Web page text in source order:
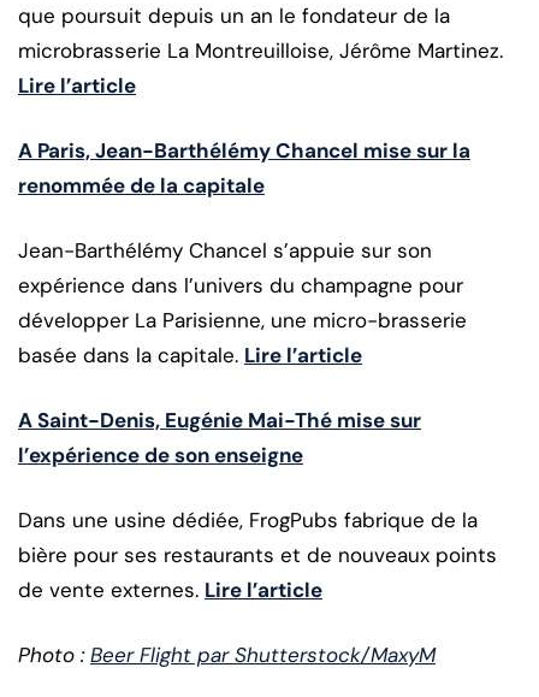
que poursuit depuis un an le fondateur de la
microbrasserie La Montreuilloise, Jérôme Martinez.
Lire l’article
A Paris, Jean-Barthélémy Chancel mise sur la
renommée de la capitale
Jean-Barthélémy Chancel s’appuie sur son
expérience dans l’univers du champagne pour
développer La Parisienne, une micro-brasserie
basée dans la capitale. Lire l’article
A Saint-Denis, Eugénie Mai-Thé mise sur
l’expérience de son enseigne
Dans une usine dédiée, FrogPubs fabrique de la
bière pour ses restaurants et de nouveaux points
de vente externes. Lire l’article
Photo :Beer Flight par Shutterstock/MaxyM